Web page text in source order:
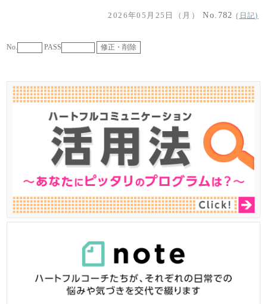
2026年05月25日（月） No.782(日記)
No. PASS